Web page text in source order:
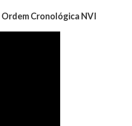
Cronológica NVI